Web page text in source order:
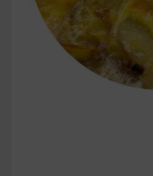
清楚！
七大經典健身
啦！